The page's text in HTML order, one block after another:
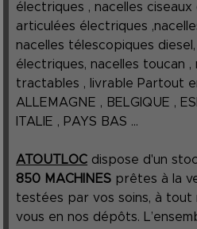
électriques , nacelles ciseaux
articulées électriques
nacelles télescopiques
électriques, nacelles toucan ,
tractables , livrable Partout
ALLEMAGNE , BELGIQUE ,
ITALIE , PAYS BAS ...
ATOUTLOC dispose d'un
850 MACHINES prêtes à la
testées par vos soins, à tout
vous en nos dépôts.